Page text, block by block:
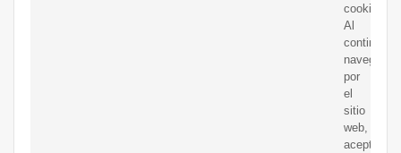
cookies.
Al
continuar
navegando
por
el
sitio
web,
aceptas